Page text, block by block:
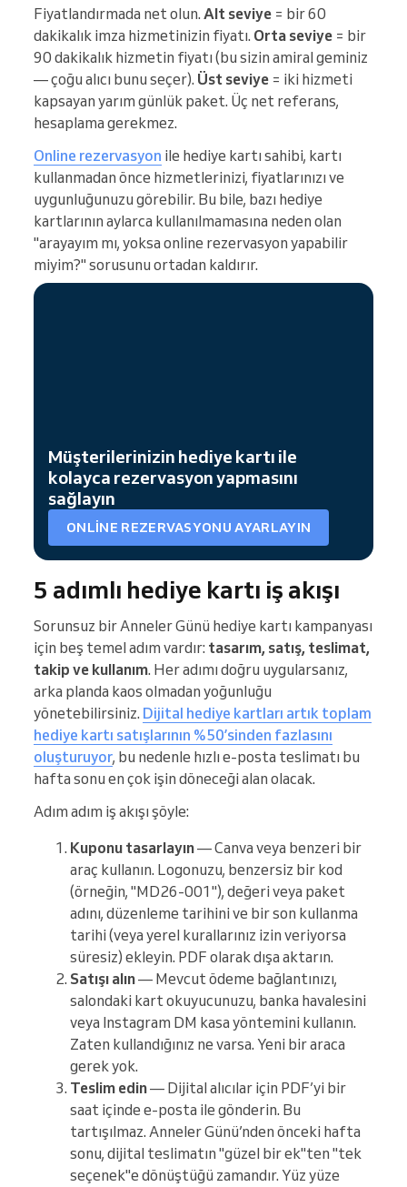
Fiyatlandırmada net olun. Alt seviye = bir 60
dakikalık imza hizmetinizin fiyatı. Orta seviye = bir
90 dakikalık hizmetin fiyatı (bu sizin amiral geminiz
— çoğu alıcı bunu seçer). Üst seviye = iki hizmeti
kapsayan yarım günlük paket. Üç net referans,
hesaplama gerekmez.
Online rezervasyon ile hediye kartı sahibi, kartı
kullanmadan önce hizmetlerinizi, fiyatlarınızı ve
uygunluğunuzu görebilir. Bu bile, bazı hediye
kartlarının aylarca kullanılmamasına neden olan
"arayayım mı, yoksa online rezervasyon yapabilir
miyim?" sorusunu ortadan kaldırır.
Müşterilerinizin hediye kartı ile
kolayca rezervasyon yapmasını
sağlayın
ONLINE REZERVASYONU AYARLAYIN
5 adımlı hediye kartı iş akışı
Sorunsuz bir Anneler Günü hediye kartı kampanyası
için beş temel adım vardır: tasarım, satış, teslimat,
takip ve kullanım. Her adımı doğru uygularsanız,
arka planda kaos olmadan yoğunluğu
yönetebilirsiniz. Dijital hediye kartları artık toplam
hediye kartı satışlarının %50’sinden fazlasını
oluşturuyor, bu nedenle hızlı e-posta teslimatı bu
hafta sonu en çok işin döneceği alan olacak.
Adım adım iş akışı şöyle:
Kuponu tasarlayın— Canva veya benzeri bir
araç kullanın. Logonuzu, benzersiz bir kod
(örneğin, "MD26-001"), değeri veya paket
adını, düzenleme tarihini ve bir son kullanma
tarihi (veya yerel kurallarınız izin veriyorsa
süresiz) ekleyin. PDF olarak dışa aktarın.
Satışı alın— Mevcut ödeme bağlantınızı,
salondaki kart okuyucunuzu, banka havalesini
veya Instagram DM kasa yöntemini kullanın.
Zaten kullandığınız ne varsa. Yeni bir araca
gerek yok.
Teslim edin— Dijital alıcılar için PDF’yi bir
saat içinde e-posta ile gönderin. Bu
tartışılmaz. Anneler Günü’nden önceki hafta
sonu, dijital teslimatın "güzel bir ek"ten "tek
seçenek"e dönüştüğü zamandır. Yüz yüze